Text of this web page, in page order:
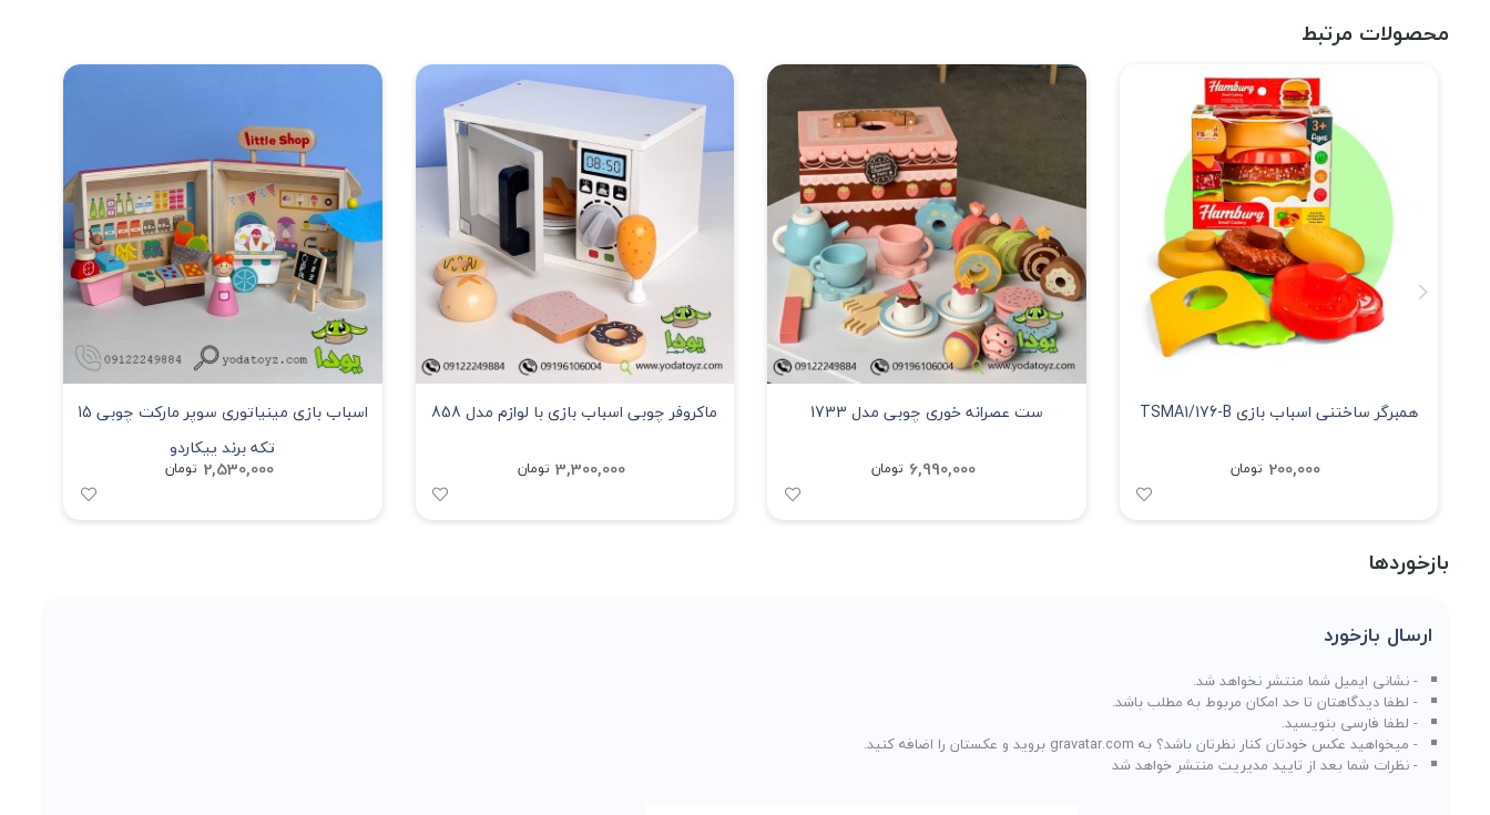
محصولات مرتبط
همبرگر ساختنی اسباب بازی TSMA1/176-B
200,000 تومان
ست عصرانه خوری چوبی مدل 1733
6,990,000 تومان
ماکروفر چوبی اسباب بازی با لوازم مدل 858
3,300,000 تومان
اسباب بازی مینیاتوری سوپر مارکت چوبی 15
تکه برند پیکاردو
2,530,000 تومان
بازخوردها
ارسال بازخورد
- نشانی ایمیل شما منتشر نخواهد شد.
- لطفا دیدگاهتان تا حد امکان مربوط به مطلب باشد.
- لطفا فارسی بنویسید.
- میخواهید عکس خودتان کنار نظرتان باشد؟ به gravatar.com بروید و عکستان را اضافه کنید.
- نظرات شما بعد از تایید مدیریت منتشر خواهد شد